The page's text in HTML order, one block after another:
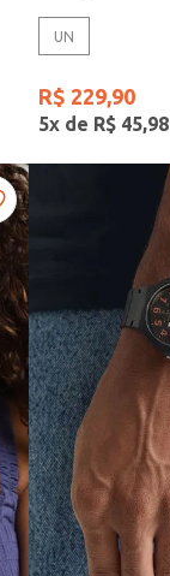
UN
R$ 229,90
5x de R$ 45,98